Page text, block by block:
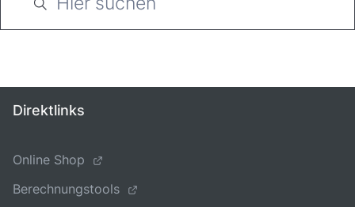
Direktlinks
Online Shop
Berechnungstools